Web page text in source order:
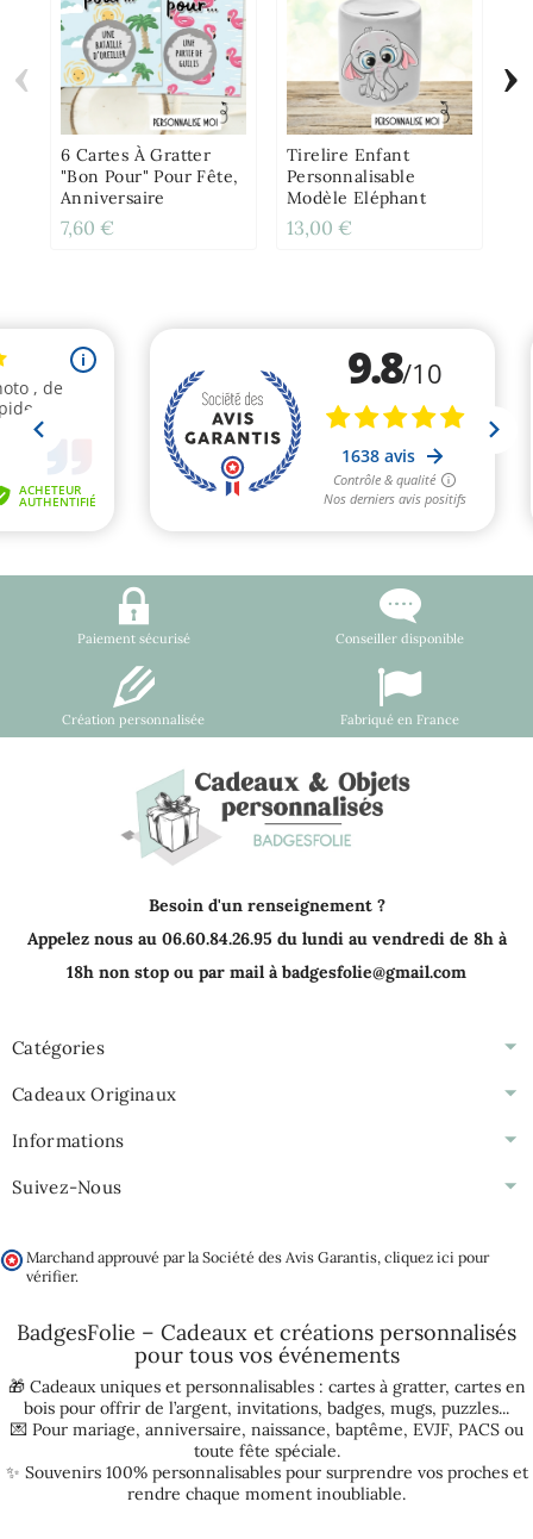
6 Cartes À Gratter
"Bon Pour" Pour Fête,
Anniversaire
7,60 €
Tirelire Enfant
Personnalisable
Modèle Eléphant
13,00 €
‹ ›
Paiement sécurisé Conseiller disponible
Création personnalisée Fabriqué en France
Besoin d'un renseignement ?
Appelez nous au 06.60.84.26.95 du lundi au vendredi de 8h à
18h non stop ou par mail à badgesfolie@gmail.com
Catégories
Cadeaux Originaux
Informations
Suivez-Nous
Marchand approuvé par la Société des Avis Garantis,cliquez ici pour
vérifier.
BadgesFolie – Cadeaux et créations personnalisés
pour tous vos événements
🎁 Cadeaux uniques et personnalisables : cartes à gratter, cartes en
bois pour offrir de l’argent, invitations, badges, mugs, puzzles...
💌 Pour mariage, anniversaire, naissance, baptême, EVJF, PACSou
toute fête spéciale.
✨ Souvenirs 100% personnalisables pour surprendre vos proches et
rendre chaque moment inoubliable.